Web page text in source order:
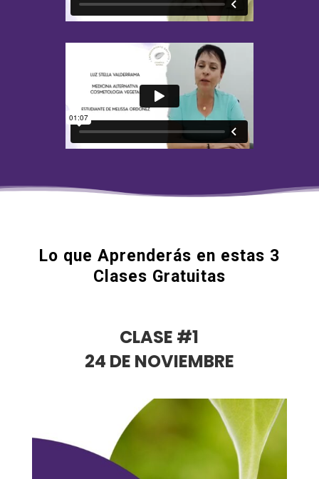
Lo que Aprenderás en estas 3
Clases Gratuitas
CLASE #1
24 DE NOVIEMBRE